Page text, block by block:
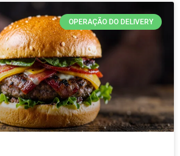
OPERAÇÃO DO DELIVERY